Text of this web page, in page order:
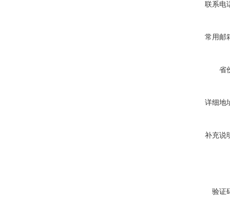
联系电
常用邮
省
详细地
补充说
验证